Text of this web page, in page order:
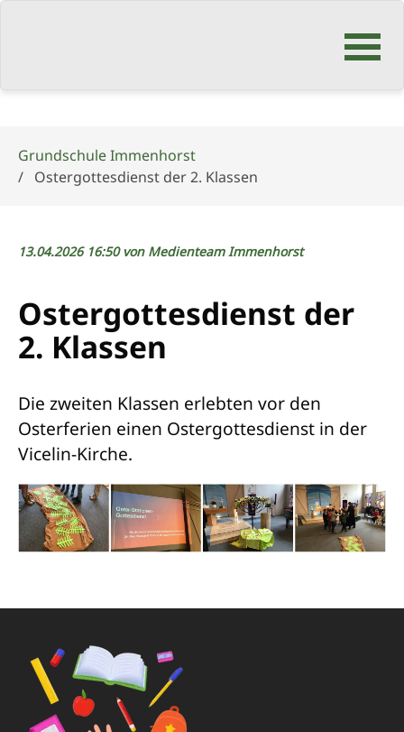
Navigation
Grundschule Immenhorst
Ostergottesdienst der 2. Klassen
13.04.2026 16:50von Medienteam Immenhorst
Ostergottesdienst der
2. Klassen
Die zweiten Klassen erlebten vor den
Osterferien einen Ostergottesdienst in der
Vicelin-Kirche.